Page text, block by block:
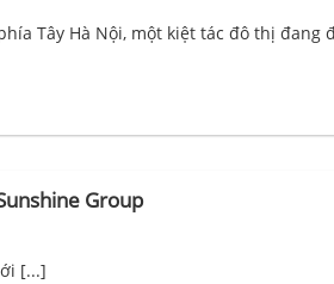
Tây Hà Nội, một kiệt tác đô thị đang
Group
[...]